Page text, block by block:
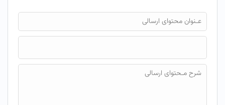
فایل محتوای ارسالی